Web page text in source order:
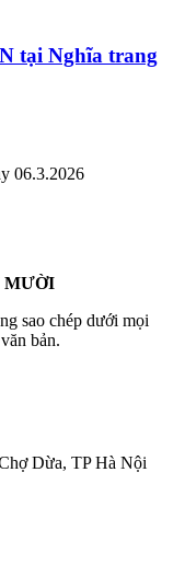
tại Nghĩa trang
06.3.2026
MƯỜI
sao chép dưới mọi
bản.
Dừa, TP Hà Nội